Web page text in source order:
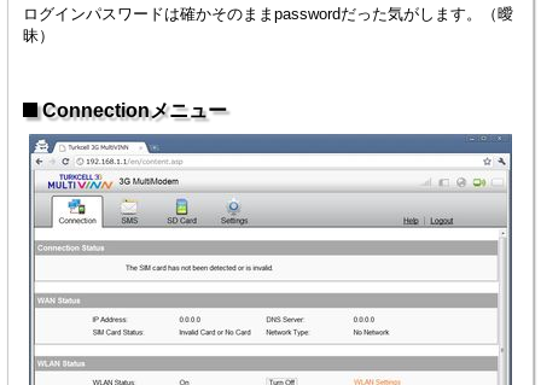
ログインパスワードは確かそのままpasswordだった気がします。（曖
昧）
Connectionメニュー